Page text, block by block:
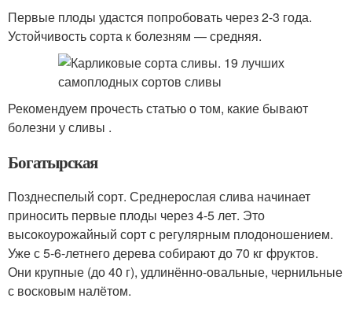
Первые плоды удастся попробовать через 2-3 года.
Устойчивость сорта к болезням — средняя.
Рекомендуем прочесть статью о том, какие бывают
болезни у сливы .
Богатырская
Позднеспелый сорт. Среднерослая слива начинает
приносить первые плоды через 4-5 лет. Это
высокоурожайный сорт с регулярным плодоношением.
Уже с 5-6-летнего дерева собирают до 70 кг фруктов.
Они крупные (до 40 г), удлинённо-овальные, чернильные
с восковым налётом.